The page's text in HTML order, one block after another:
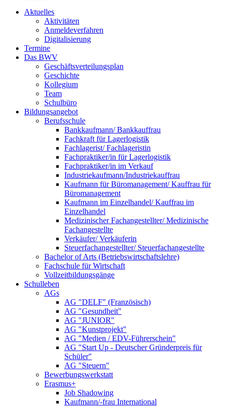
Aktuelles
Aktivitäten
Anmeldeverfahren
Digitalisierung
Termine
Das BWV
Geschäftsverteilungsplan
Geschichte
Kollegium
Team
Schulbüro
Bildungsangebot
Berufsschule
Bankkaufmann/ Bankkauffrau
Fachkraft für Lagerlogistik
Fachlagerist/ Fachlageristin
Fachpraktiker/in für Lagerlogistik
Fachpraktiker/in im Verkauf
Industriekaufmann/Industriekauffrau
Kaufmann für Büromanagement/ Kauffrau für
Büromanagement
Kaufmann im Einzelhandel/ Kauffrau im
Einzelhandel
Medizinischer Fachangestellter/ Medizinische
Fachangestellte
Verkäufer/ Verkäuferin
Steuerfachangestellter/ Steuerfachangestellte
Bachelor of Arts (Betriebswirtschaftslehre)
Fachschule für Wirtschaft
Vollzeitbildungsgänge
Schulleben
AGs
AG "DELF" (Französisch)
AG "Gesundheit"
AG "JUNIOR"
AG "Kunstprojekt"
AG "Medien / EDV-Führerschein"
AG "Start Up - Deutscher Gründerpreis für
Schüler"
AG "Steuern"
Bewerbungswerkstatt
Erasmus+
Job Shadowing
Kaufmann/-frau International